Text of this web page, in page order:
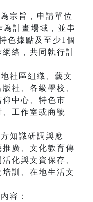
宗旨，申請單位
計畫場域，並串
色據點及至少1個
絡，共同執行計
社區組織、藝文
社、各級學校、
中心、特色市
工作室或商號
知識研調與應
廣、文化教育傳
化與文資保存、
訓、在地生活文
容：